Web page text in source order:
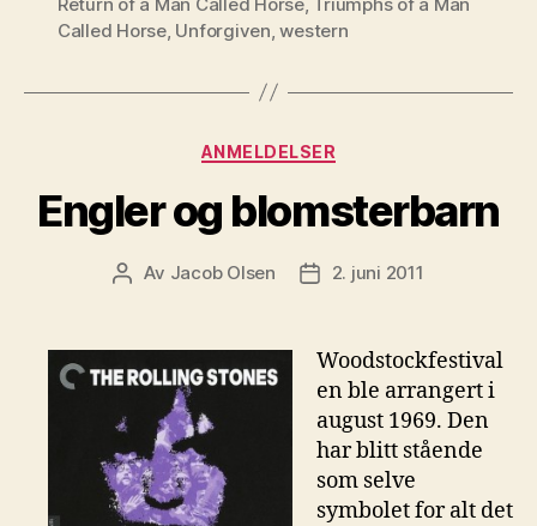
Called Horse, Unforgiven ,western
Kategorier
ANMELDELSER
Engler og blomsterbarn
Innleggsforfatter
Av Jacob Olsen Publiseringsdato
2. juni 2011
Woodstockfestival
en ble arrangert i
august 1969. Den
har blitt stående
som selve
symbolet for alt det